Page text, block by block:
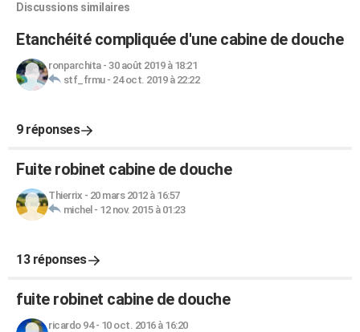
Discussions similaires
Etanchéité compliquée d'une cabine de douche
ronparchita- 30 août 2019 à 18:21
stf_frmu- 24 oct. 2019 à 22:22
9 réponses
Fuite robinet cabine de douche
Thierrix - 20 mars 2012 à 16:57
michel - 12 nov. 2015 à 01:23
13 réponses
fuite robinet cabine de douche
ricardo 94- 10 oct. 2016 à 16:20